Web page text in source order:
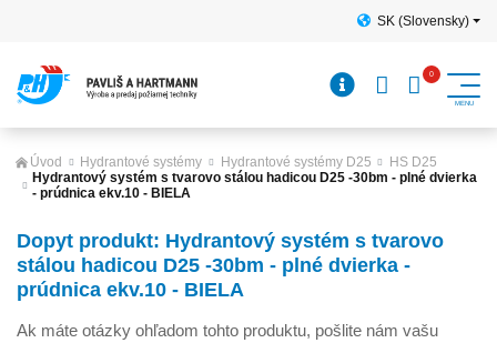
SK (Slovensky)
Úvod Hydrantové systémy Hydrantové systémy D25
HS D25
Hydrantový systém s tvarovo stálou hadicou D25 -30bm - plné dvierka
- prúdnica ekv.10 - BIELA
Dopyt produkt: Hydrantový systém s tvarovo
stálou hadicou D25 -30bm - plné dvierka -
prúdnica ekv.10 - BIELA
Ak máte otázky ohľadom tohto produktu, pošlite nám vašu